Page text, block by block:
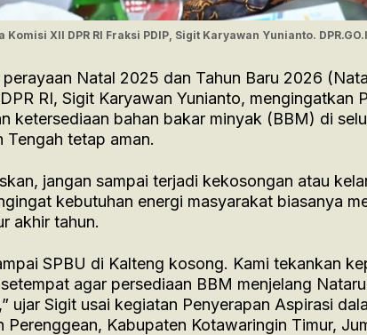
Komisi XII DPR RI Fraksi PDIP, Sigit Karyawan Yunianto.
perayaan Natal 2025 dan Tahun Baru 2026
RI, Sigit Karyawan Yunianto, mengingatkan
ketersediaan bahan bakar minyak (BBM) di
Tengah tetap aman.
jangan sampai terjadi kekosongan atau
kebutuhan energi masyarakat biasanya
akhir tahun.
SPBU di Kalteng kosong. Kami tekankan
agar persediaan BBM menjelang
ujar Sigit usai kegiatan Penyerapan Aspirasi
Perenggean, Kabupaten Kotawaringin Timur,